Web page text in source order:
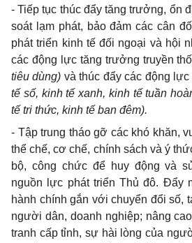
- Tiếp tục thúc đẩy tăng trưởng, ổn
soát lạm phát, bảo đảm các cân
phát triển kinh tế đối ngoại và hội
các động lực tăng trưởng truyền
tiêu dùng) và thúc đẩy các động
tế số, kinh tế xanh, kinh tế tuần
tế tri thức, kinh tế ban đêm).
- Tập trung tháo gỡ các khó khăn,
thể chế, cơ chế, chính sách và ý
bộ, công chức để huy động và
nguồn lực phát triển Thủ đô. Đẩy
hành chính gắn với chuyển đổi số,
người dân, doanh nghiệp; nâng
tranh cấp tỉnh, sự hài lòng của